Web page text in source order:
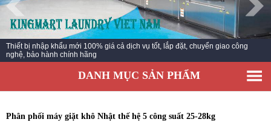
TIN TỨC GIẶT LÀ
CÔNG TRÌNH TRIỂN KHAI
LIÊN HỆ
Thiết bị nhập khẩu mới 100% giá cả dịch vụ tốt, lắp đặt, chuyển giao công
nghệ, bảo hành chính hãng
DANH MỤC SẢN PHẨM
Phân phối máy giặt khô Nhật thế hệ 5 công suất 25-28kg